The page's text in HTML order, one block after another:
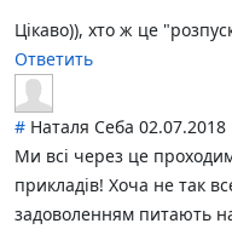
Цікаво)), хто ж це
Ответить
# Наталя Себа 02.07.2018
Ми всі через це
прикладів! Хоча не так
задоволенням питають